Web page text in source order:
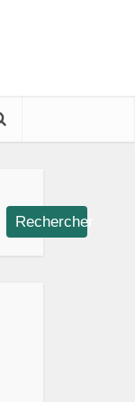
Rechercher